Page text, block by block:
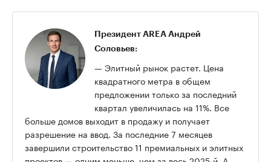
Президент AREA Андрей
Соловьев:
— Элитный рынок растет. Цена
квадратного метра в общем
предложении только за последний
квартал увеличилась на 11%. Все
больше домов выходит в продажу и получает
разрешение на ввод. За последние 7 месяцев
завершили строительство 11 премиальных и элитных